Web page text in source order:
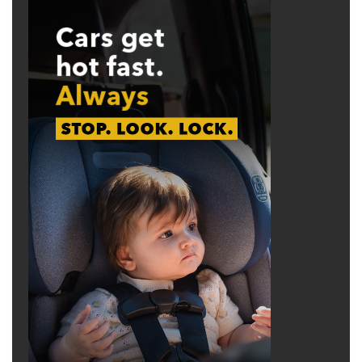
xe tải khiến giả thuyết này khó chứng minh,
nhưng niềm tin của một số người rằng anh ấy
hoàn toàn gặp nguy hiểm vẫn chưa bao giờ
phai nhạt.
Chín năm im lặng và câu trả lời nửa vời
advertisement